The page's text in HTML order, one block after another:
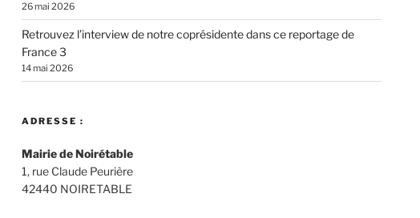
26 mai 2026
Retrouvez l’interview de notre coprésidente dans ce reportage de
France 3
14 mai 2026
ADRESSE :
Mairie de Noirétable
1, rue Claude Peurière
42440 NOIRETABLE